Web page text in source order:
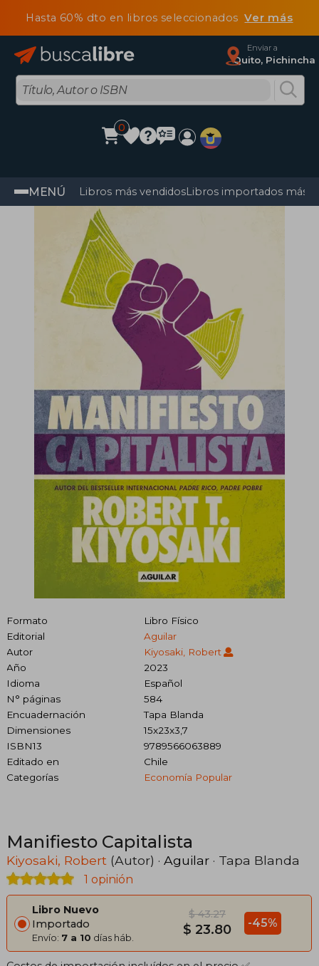
Hasta 60% dto en libros seleccionadosVer más
Enviar a
Quito, Pichincha
0
MENÚ Libros más vendidosLibros importados más
Formato
Libro Físico
Editorial
Aguilar
Autor
Kiyosaki, Robert
Año
2023
Idioma
Español
N° páginas
584
Encuadernación
Tapa Blanda
Dimensiones
15x23x3,7
ISBN13
9789566063889
Editado en
Chile
Categorías
Economía Popular
Manifiesto Capitalista
Kiyosaki, Robert (Autor) · Aguilar · Tapa Blanda
1 opinión
Libro Nuevo
Importado
Envío: 7 a 10 días háb.
$ 43.27
$ 23.80 -45%